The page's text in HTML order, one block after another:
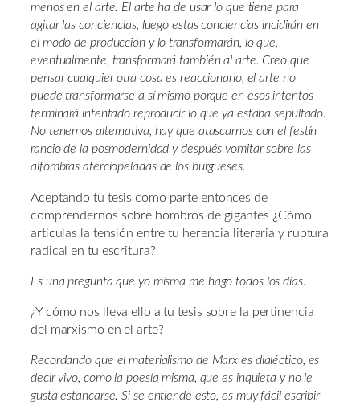
menos en el arte. El arte ha de usar lo que tiene para
agitar las conciencias, luego estas conciencias incidirán en
el modo de producción y lo transformarán, lo que,
eventualmente, transformará también al arte. Creo que
pensar cualquier otra cosa es reaccionario, el arte no
puede transformarse a sí mismo porque en esos intentos
terminará intentado reproducir lo que ya estaba sepultado.
No tenemos alternativa, hay que atascarnos con el festín
rancio de la posmodernidad y después vomitar sobre las
alfombras aterciopeladas de los burgueses.
Aceptando tu tesis como parte entonces de
comprendernos sobre hombros de gigantes ¿Cómo
articulas la tensión entre tu herencia literaria y ruptura
radical en tu escritura?
Es una pregunta que yo misma me hago todos los días.
¿Y cómo nos lleva ello a tu tesis sobre la pertinencia
del marxismo en el arte?
Recordando que el materialismo de Marx es dialéctico, es
decir vivo, como la poesía misma, que es inquieta y no le
gusta estancarse. Si se entiende esto, es muy fácil escribir